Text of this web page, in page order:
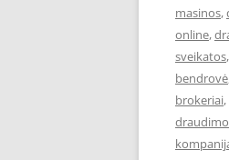
masinos,
online,
sveikatos,
bendrovė
brokeriai,